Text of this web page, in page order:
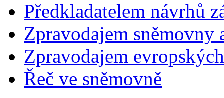
Předkladatelem návrhů
Zpravodajem
Zpravodajem
Řeč ve sněmovně